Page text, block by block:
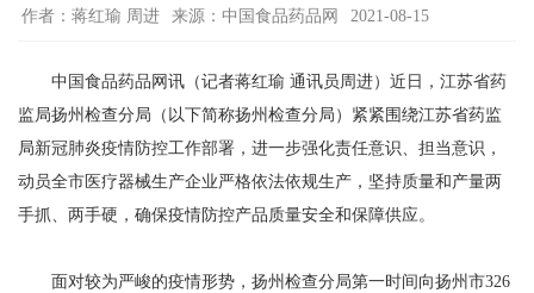
作者：蒋红瑜 周进 来源：中国食品药品网 2021-08-15
中国食品药品网讯（记者蒋红瑜 通讯员周进）近日，江苏省药
监局扬州检查分局（以下简称扬州检查分局）紧紧围绕江苏省药监
局新冠肺炎疫情防控工作部署，进一步强化责任意识、担当意识，
动员全市医疗器械生产企业严格依法依规生产，坚持质量和产量两
手抓、两手硬，确保疫情防控产品质量安全和保障供应。
面对较为严峻的疫情形势，扬州检查分局第一时间向扬州市326